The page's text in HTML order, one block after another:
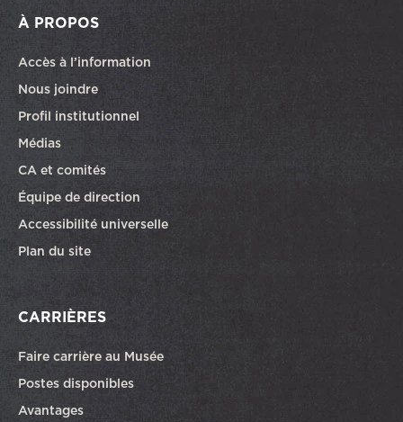
À PROPOS
Accès à l’information
Nous joindre
Profil institutionnel
Médias
CA et comités
Équipe de direction
Accessibilité universelle
Plan du site
CARRIÈRES
Faire carrière au Musée
Postes disponiblesCe lien ouvrira dans une autre fenêtre
Avantages